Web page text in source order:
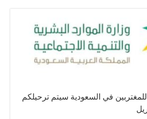
للمغتربين في السعودية سيتم ترحيلكم